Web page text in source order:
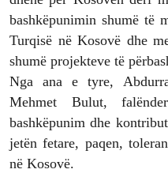
bashkëpunimin shumë të
Turqisë në Kosovë dhe
shumë projekteve të
Nga ana e tyre,
Mehmet Bulut,
bashkëpunim dhe
jetën fetare, paqen,
në Kosovë.